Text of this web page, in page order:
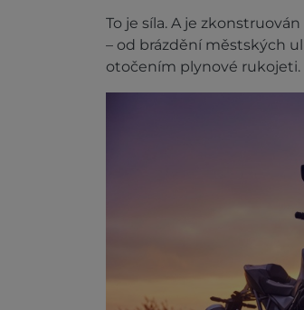
To je síla. A je
– od brázdění městských
otočením plynové rukojeti.